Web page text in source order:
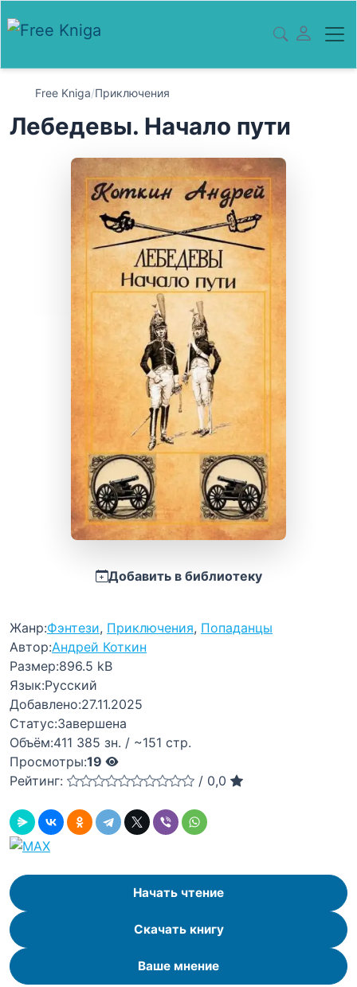
Free Kniga/Приключения
Лебедевы. Начало пути
Добавить в библиотеку
Жанр:Фэнтези, Приключения, Попаданцы
Автор:Андрей Коткин
Размер:896.5 kB
Язык:Русский
Добавлено:27.11.2025
Статус:Завершена
Объём:411 385 зн. / ~151 стр.
Просмотры:19
Рейтинг:
/ 0,0
Начать чтение
Скачать книгу
Ваше мнение